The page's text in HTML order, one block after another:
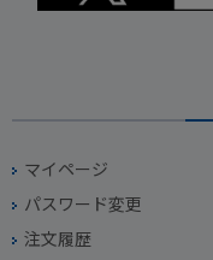
マイページ
パスワード変更
注文履歴